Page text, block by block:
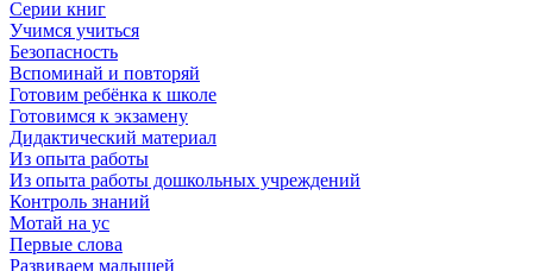
Серии книг
Учимся учиться
Безопасность
Вспоминай и повторяй
Готовим ребёнка к школе
Готовимся к экзамену
Дидактический материал
Из опыта работы
Из опыта работы дошкольных учреждений
Контроль знаний
Мотай на ус
Первые слова
Развиваем малышей